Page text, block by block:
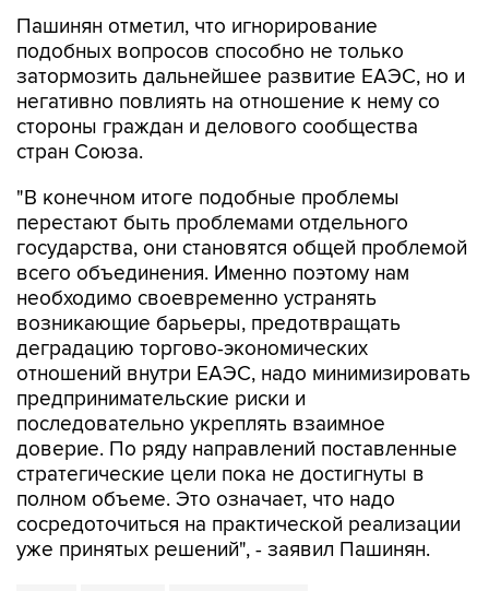
Пашинян отметил, что игнорирование
подобных вопросов способно не только
затормозить дальнейшее развитие ЕАЭС, но и
негативно повлиять на отношение к нему со
стороны граждан и делового сообщества
стран Союза.
"В конечном итоге подобные проблемы
перестают быть проблемами отдельного
государства, они становятся общей проблемой
всего объединения. Именно поэтому нам
необходимо своевременно устранять
возникающие барьеры, предотвращать
деградацию торгово-экономических
отношений внутри ЕАЭС, надо минимизировать
предпринимательские риски и
последовательно укреплять взаимное
доверие. По ряду направлений поставленные
стратегические цели пока не достигнуты в
полном объеме. Это означает, что надо
сосредоточиться на практической реализации
уже принятых решений", - заявил Пашинян.